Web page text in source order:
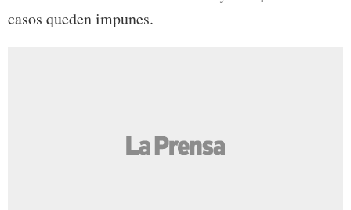
casos queden impunes.